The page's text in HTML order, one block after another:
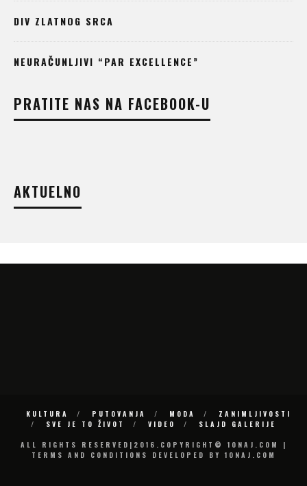
DIV ZLATNOG SRCA
NEURAČUNLJIVI “PAR EXCELLENCE”
PRATITE NAS NA FACEBOOK-U
AKTUELNO
KULTURA PUTOVANJA MODA
ZANIMLJIVOSTI
SVE JE TO ŽIVOT
VIDEO
SLAJD GALERIJE
ALL RIGHTS RESERVED|2016.COPYRIGHT© 10NAJ.COM |
TERMS AND CONDITIONS DEVELOPED BY 10NAJ.COM